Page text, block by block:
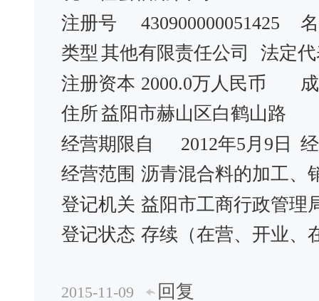
注册号
430900000051425
类型 其他有限责任公司
法定
注册资本 2000.0万人民币
住所益阳市赫山区白鹤山路
经营期限自
2012年5月9日
经营范围 沥青混合料的加工、
登记机关 益阳市工商行政管理
登记状态 存续（在营、开业、
2015-11-09
回复